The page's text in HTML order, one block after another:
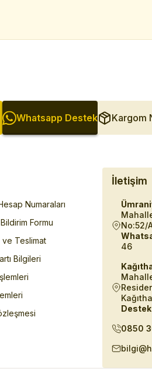
Whatsapp Destek Kargom
Numaraları
Formu
Teslimat
Bilgileri
İletişim
No:52/
46
0850